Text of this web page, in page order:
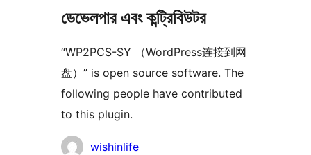
ডেভেলপার এবং কন্ট্রিবিউটর
“WP2PCS-SY （WordPress连接到网
盘）” is open source software. The
following people have contributed
to this plugin.
কন্ট্রিবিউটরwishinlife